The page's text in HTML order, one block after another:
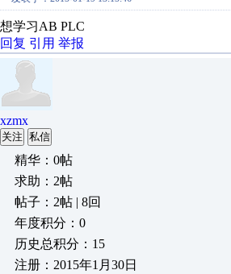
想学习AB PLC
回复 引用 举报
xzmx
关注 私信
精华：0帖
求助：2帖
帖子：2帖 | 8回
年度积分：0
历史总积分：15
注册：2015年1月30日